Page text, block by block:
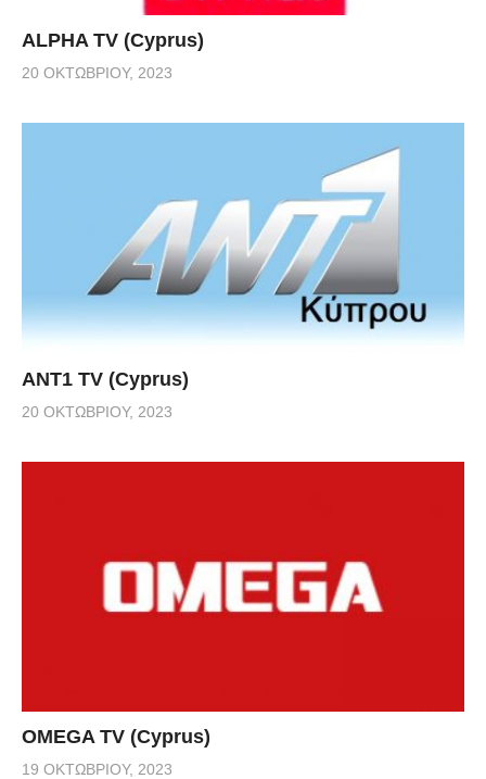
ALPHA TV (Cyprus)
20 ΟΚΤΩΒΡΊΟΥ, 2023
ANT1 TV (Cyprus)
20 ΟΚΤΩΒΡΊΟΥ, 2023
OMEGA TV (Cyprus)
19 ΟΚΤΩΒΡΊΟΥ, 2023